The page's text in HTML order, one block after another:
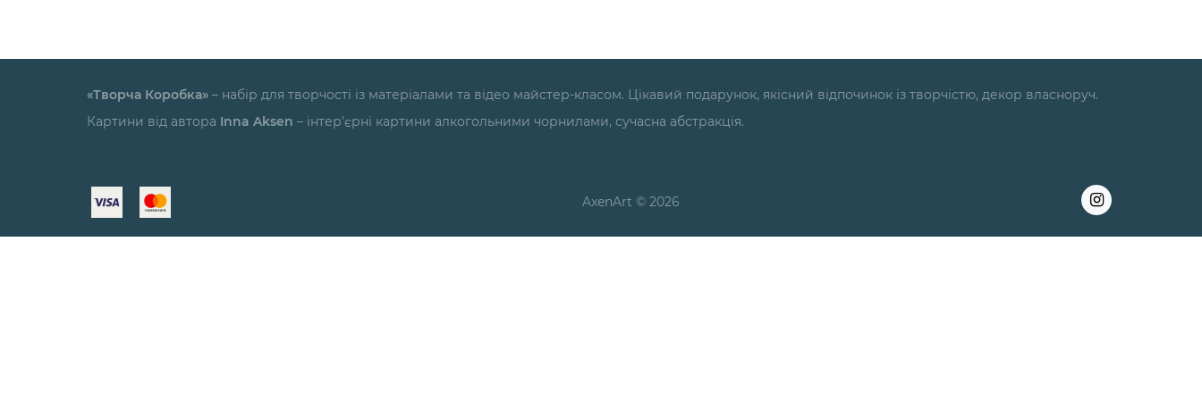
«Творча Коробка» – набір для творчості із матеріалами та відео майстер-класом. Цікавий подарунок, якісний відпочинок із творчістю, декор власноруч.
Картини від автора Inna Aksen – інтер'єрні картини алкогольними чорнилами, сучасна абстракція.
AxenArt © 2026